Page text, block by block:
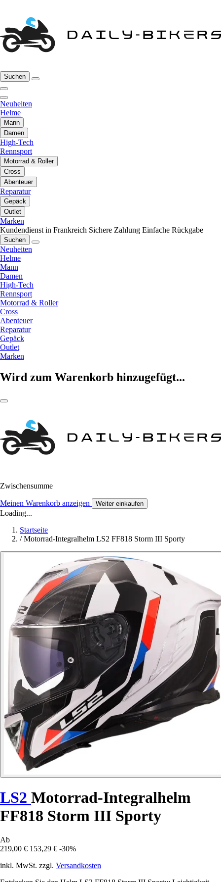
Suchen
Neuheiten
Helme
Mann
Damen
High-Tech
Rennsport
Motorrad & Roller
Cross
Abenteuer
Reparatur
Gepäck
Outlet
Marken
Kundendienst in Frankreich Sichere Zahlung Einfache Rückgabe
Suchen
Neuheiten
Helme
Mann
Damen
High-Tech
Rennsport
Motorrad & Roller
Cross
Abenteuer
Reparatur
Gepäck
Outlet
Marken
Wird zum Warenkorb hinzugefügt...
Zwischensumme
Meinen Warenkorb anzeigen Weiter einkaufen
Loading...
Startseite
/ Motorrad-Integralhelm LS2 FF818 Storm III Sporty
LS2 Motorrad-Integralhelm
FF818 Storm III Sporty
Ab
219,00 € 153,29 € -30%
inkl. MwSt. zzgl. Versandkosten